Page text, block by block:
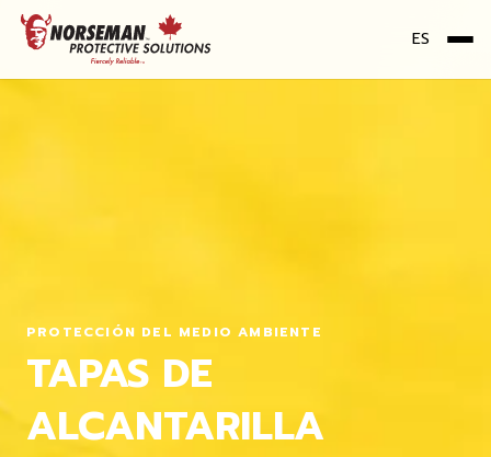
ES
PROTECCIÓN DEL MEDIO AMBIENTE
TAPAS DE
ALCANTARILLA